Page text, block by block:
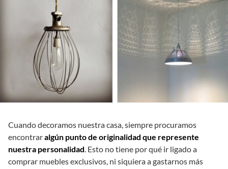
Cuando decoramos nuestra casa, siempre procuramos
encontraralgún punto de originalidad que represente
nuestra personalidad. Esto no tiene por qué ir ligado a
comprar muebles exclusivos, ni siquiera a gastarnos más